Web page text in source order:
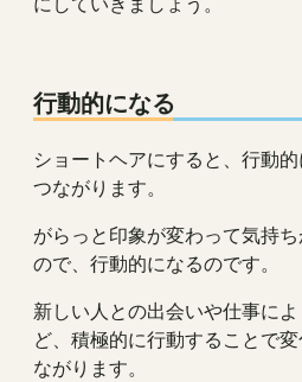
行動的になる
ショートヘアにすると、行動
つながります。
がらっと印象が変わって気持
ので、行動的になるのです。
新しい人との出会いや仕事に
ど、積極的に行動することで
ながります。